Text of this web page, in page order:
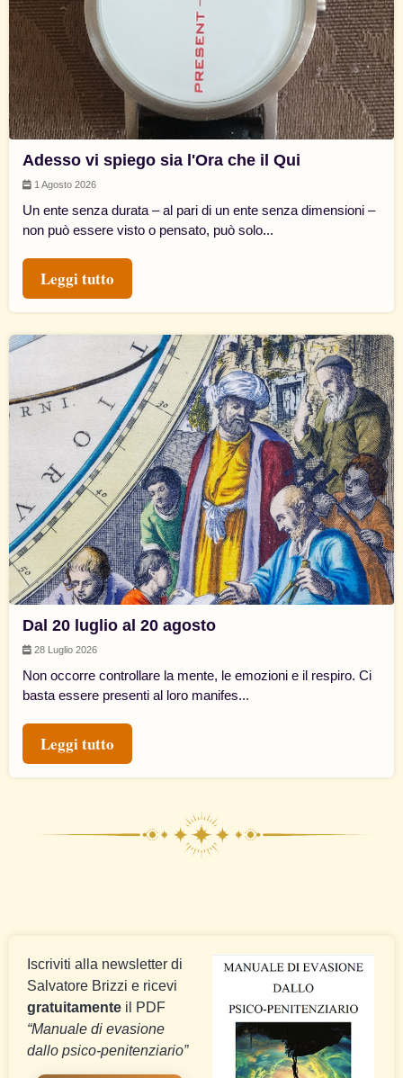
Adesso vi spiego sia l'Ora che il Qui
1 Agosto 2026
Un ente senza durata – al pari di un ente senza dimensioni –
non può essere visto o pensato, può solo...
Leggi tutto
Dal 20 luglio al 20 agosto
28 Luglio 2026
Non occorre controllare la mente, le emozioni e il respiro. Ci
basta essere presenti al loro manifes...
Leggi tutto
Iscriviti alla newsletter di
Salvatore Brizzi e ricevi
gratuitamente il PDF
“Manuale di evasione
dallo psico-penitenziario”